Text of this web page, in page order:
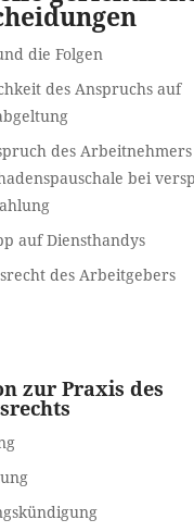
die Folgen
des Anspruchs auf
des
bei
auf Diensthandys
des Arbeitgebers
zur Praxis des